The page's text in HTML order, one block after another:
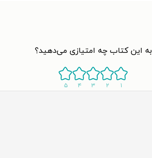
به این کتاب چه امتیازی می‌دهید؟
۱ ۲ ۳ ۴ ۵